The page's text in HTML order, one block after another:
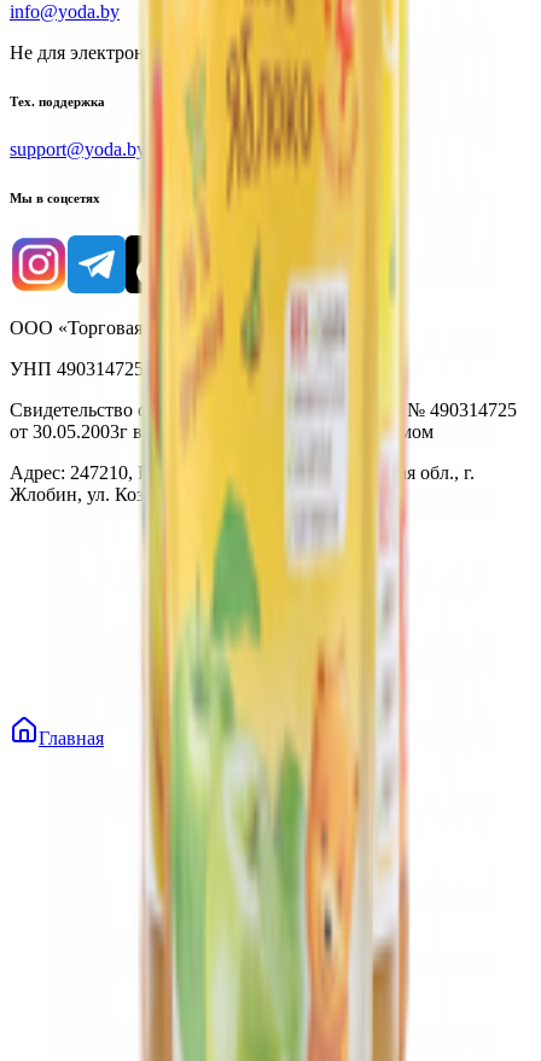
info@yoda.by
Не для электронных обращений
Тех. поддержка
support@yoda.by
Мы в соцсетях
ООО «Торговая сеть «Продмир»
УНП 490314725
Свидетельство о государственной регистрации № 490314725
от 30.05.2003г выдано Гомельским облисполкомом
Адрес: 247210, Республика Беларусь, Гомельская обл., г.
Жлобин, ул. Козлова 2-А
Главная